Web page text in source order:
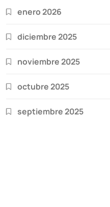
enero 2026
diciembre 2025
noviembre 2025
octubre 2025
septiembre 2025